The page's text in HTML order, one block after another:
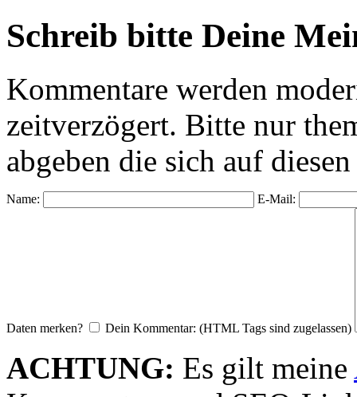
Schreib bitte Deine
Kommentare werden
zeitverzögert. Bitte nur
abgeben die sich auf
Name: E-Mail:
Daten merken? Dein Kommentar: (HTML Tags sind zugelassen)
ACHTUNG: Es gilt meine